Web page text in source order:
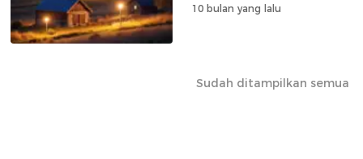
10 bulan yang lalu
Sudah ditampilkan semua